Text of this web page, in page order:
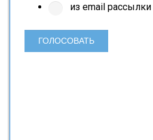
из email рассылки